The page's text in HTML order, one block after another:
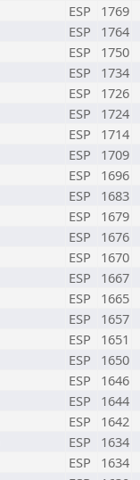
ESP
1769
ESP
1764
ESP
1750
ESP
1734
ESP
1726
ESP
1724
ESP
1714
ESP
1709
ESP
1696
ESP
1683
ESP
1679
ESP
1676
ESP
1670
ESP
1667
ESP
1665
ESP
1657
ESP
1651
ESP
1650
ESP
1646
ESP
1644
ESP
1642
ESP
1634
ESP
1634